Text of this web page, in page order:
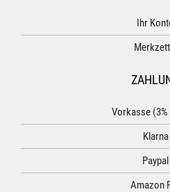
Ihr
Vorkasse (3%
Klarna
Paypal
Amazon